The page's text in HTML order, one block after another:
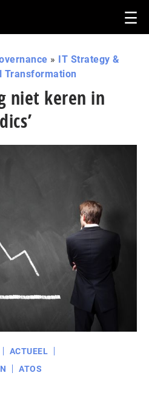
» IT Strategy &
Transformation
niet keren in
ACTUEEL
ATOS